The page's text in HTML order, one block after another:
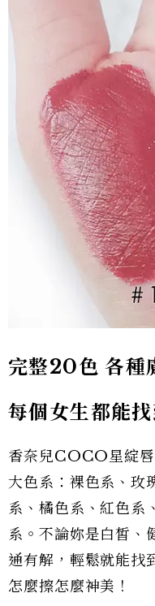
完整20色 各種
每個女生都能
香奈兒COCO星綻
大色系：裸色系、玫
系、橘色系、紅色系
系。不論妳是白皙、
通有解，輕鬆就能找
怎麼擦怎麼神美！